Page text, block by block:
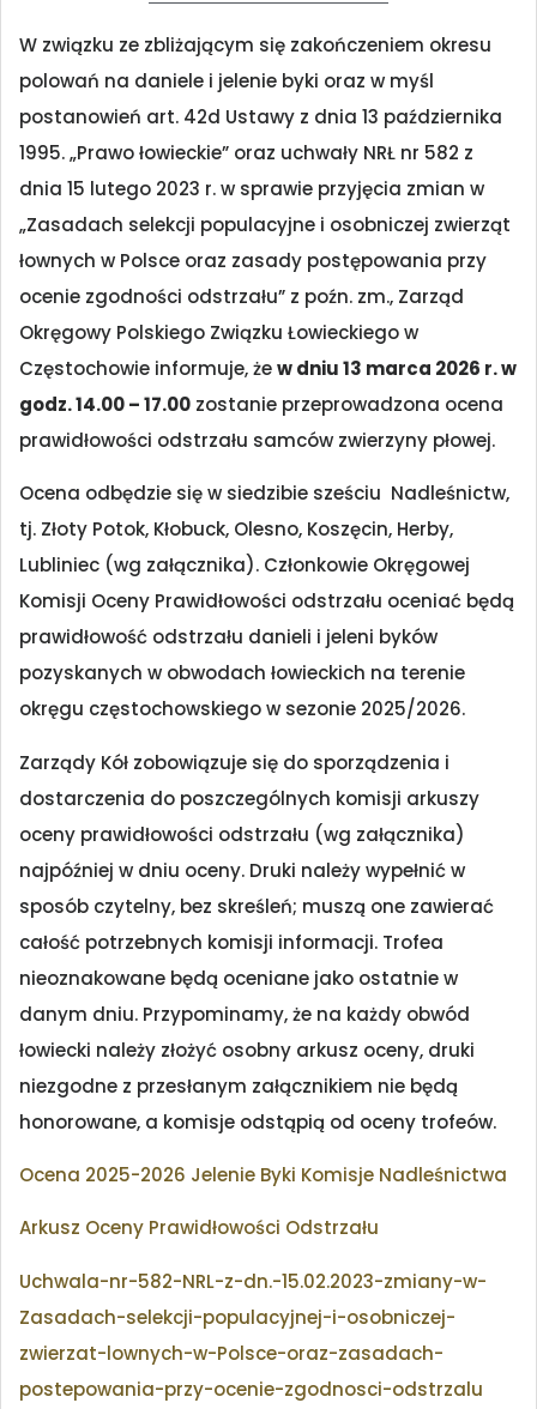
W związku ze zbliżającym się zakończeniem okresu
polowań na daniele i jelenie byki oraz w myśl
postanowień art. 42d Ustawy z dnia 13 października
1995. „Prawo łowieckie” oraz uchwały NRŁ nr 582 z
dnia 15 lutego 2023 r. w sprawie przyjęcia zmian w
„Zasadach selekcji populacyjne i osobniczej zwierząt
łownych w Polsce oraz zasady postępowania przy
ocenie zgodności odstrzału” z poźn. zm., Zarząd
Okręgowy Polskiego Związku Łowieckiego w
Częstochowie informuje, żew dniu 13 marca 2026 r. w
godz. 14.00 – 17.00 zostanie przeprowadzona ocena
prawidłowości odstrzału samców zwierzyny płowej.
Ocena odbędzie się w siedzibie sześciu Nadleśnictw,
tj. Złoty Potok, Kłobuck, Olesno, Koszęcin, Herby,
Lubliniec (wg załącznika). Członkowie Okręgowej
Komisji Oceny Prawidłowości odstrzału oceniać będą
prawidłowość odstrzału danieli i jeleni byków
pozyskanych w obwodach łowieckich na terenie
okręgu częstochowskiego w sezonie 2025/2026.
Zarządy Kół zobowiązuje się do sporządzenia i
dostarczenia do poszczególnych komisji arkuszy
oceny prawidłowości odstrzału (wg załącznika)
najpóźniej w dniu oceny. Druki należy wypełnić w
sposób czytelny, bez skreśleń; muszą one zawierać
całość potrzebnych komisji informacji. Trofea
nieoznakowane będą oceniane jako ostatnie w
danym dniu. Przypominamy, że na każdy obwód
łowiecki należy złożyć osobny arkusz oceny, druki
niezgodne z przesłanym załącznikiem nie będą
honorowane, a komisje odstąpią od oceny trofeów.
Ocena 2025-2026 Jelenie Byki Komisje Nadleśnictwa
Arkusz Oceny Prawidłowości Odstrzału
Uchwala-nr-582-NRL-z-dn.-15.02.2023-zmiany-w-
Zasadach-selekcji-populacyjnej-i-osobniczej-
zwierzat-lownych-w-Polsce-oraz-zasadach-
postepowania-przy-ocenie-zgodnosci-odstrzalu